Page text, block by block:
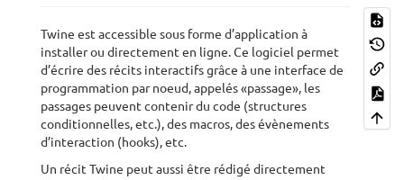
Twine est accessible sous forme d’application à
installer ou directement en ligne. Ce logiciel permet
d’écrire des récits interactifs grâce à une interface de
programmation par noeud, appelés «passage», les
passages peuvent contenir du code (structures
conditionnelles, etc.), des macros, des évènements
d’interaction (hooks), etc.
Un récit Twine peut aussi être rédigé directement